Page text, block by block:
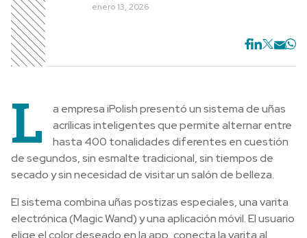
enero 13, 2026
L
a empresa iPolish presentó un sistema de uñas
acrílicas inteligentes que permite alternar entre
hasta 400 tonalidades diferentes en cuestión
de segundos, sin esmalte tradicional, sin tiempos de
secado y sin necesidad de visitar un salón de belleza.
El sistema combina uñas postizas especiales, una varita
electrónica (Magic Wand) y una aplicación móvil. El usuario
elige el color deseado en la app, conecta la varita al